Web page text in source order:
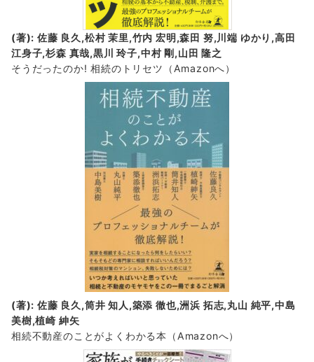
(著): 佐藤 良久,松村 茉里,竹内 宏明,森田 努,川端 ゆかり,高田
江身子,杉森 真哉,黒川 玲子,中村 剛,山田 隆之
そうだったのか! 相続のトリセツ
（Amazonへ）
(著): 佐藤 良久,筒井 知人,築添 徹也,洲浜 拓志,丸山 純平,中島
美樹,植崎 紳矢
相続不動産のことがよくわかる本（Amazonへ）